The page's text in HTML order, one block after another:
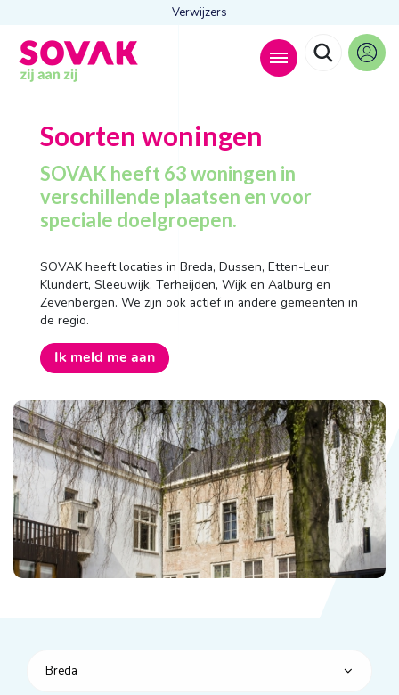
Verwijzers
Anderen zochten ook
Wonen
Dagbesteding
Behandelingen
Contact
Soorten woningen
SOVAK heeft 63 woningen in
verschillende plaatsen en voor
speciale doelgroepen.
SOVAK heeft locaties in Breda, Dussen, Etten-Leur,
Klundert, Sleeuwijk, Terheijden, Wijk en Aalburg en
Zevenbergen. We zijn ook actief in andere gemeenten in
de regio.
Ik meld me aan
Breda